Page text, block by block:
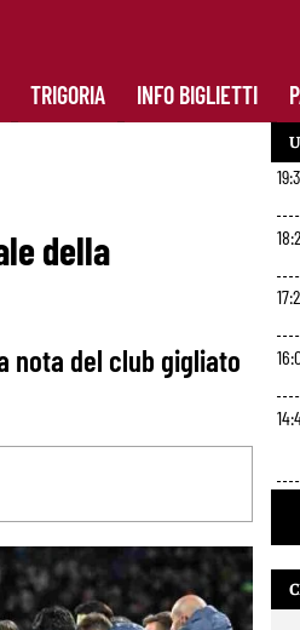
TRIGORIA INFO BIGLIETTI
della
nota del club gigliato